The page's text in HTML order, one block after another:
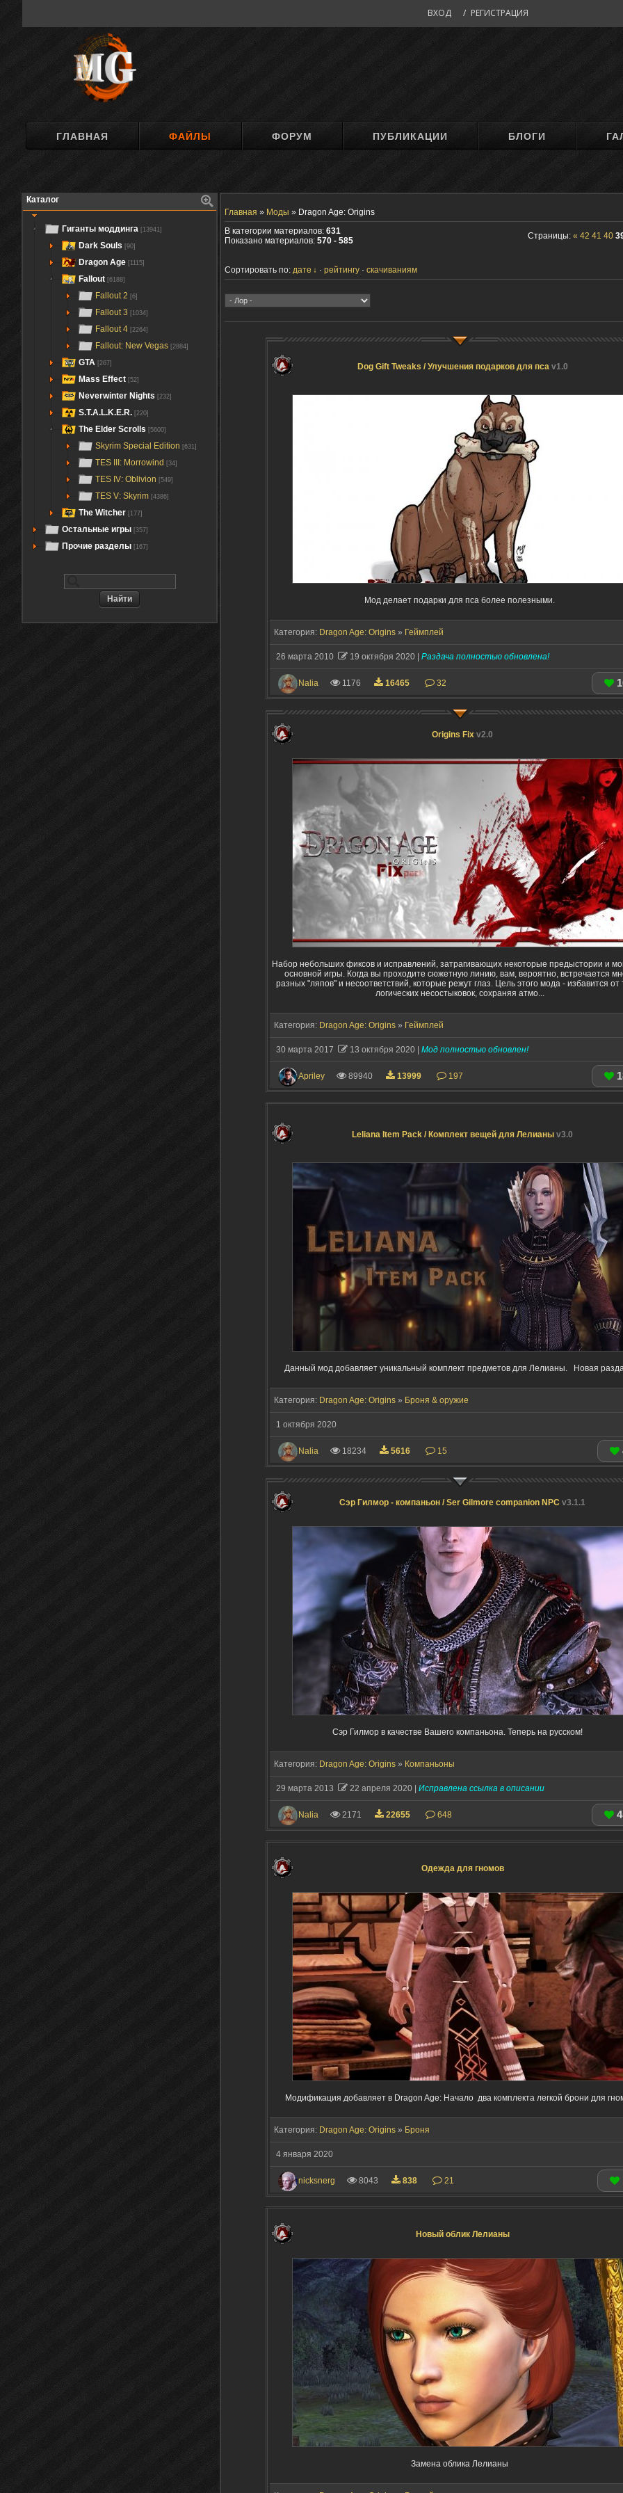
ВХОД / РЕГИСТРАЦИЯ
ГЛАВНАЯ ФАЙЛЫ ФОРУМ ПУБЛИКАЦИИ БЛОГИ
Каталог
Гиганты моддинга [13941]
Dark Souls [90]
Dragon Age [1115]
Fallout [6188]
Fallout 2 [6]
Fallout 3 [1034]
Fallout 4 [2264]
Fallout: New Vegas [2884]
GTA [267]
Mass Effect [52]
Neverwinter Nights [232]
S.T.A.L.K.E.R. [220]
The Elder Scrolls [5600]
Skyrim Special Edition [631]
TES III: Morrowind [34]
TES IV: Oblivion [549]
TES V: Skyrim [4386]
The Witcher [177]
Остальные игры [357]
Прочие разделы [167]
Главная » Моды » Dragon Age: Origins
В категории материалов: 631
Показано материалов: 570 - 585 Страницы: « 42 41 40
Сортировать по: дате рейтингу скачиваниям
Dog Gift Tweaks / Улучшения подарков для пса v1.0
Мод делает подарки для пса более полезными.
Категория: Dragon Age: Origins » Геймплей
26 марта 2010 19 октября 2020 | Раздача полностью обновлена!
Nalia 1176 16465 32
Origins Fix v2.0
Набор небольших фиксов и исправлений, затрагивающих некоторые предыстории и
основной игры. Когда вы проходите сюжетную линию, вам, вероятно, встречается
разных "ляпов" и несоответствий, которые режут глаз. Цель этого мода - избавится от
логических несостыковок, сохраняя атмо...
Категория: Dragon Age: Origins » Геймплей
30 марта 2017 13 октября 2020 | Мод полностью обновлен!
Apriley 89940 13999 197
Leliana Item Pack / Комплект вещей для Лелианы v3.0
Данный мод добавляет уникальный комплект предметов для Лелианы. Новая
Категория: Dragon Age: Origins » Броня & оружие
1 октября 2020
Nalia 18234 5616 15
Сэр Гилмор - компаньон / Ser Gilmore companion NPC v3.1.1
Сэр Гилмор в качестве Вашего компаньона. Теперь на русском!
Категория: Dragon Age: Origins » Компаньоны
29 марта 2013 22 апреля 2020 | Исправлена ссылка в описании
Nalia 2171 22655 648
Одежда для гномов
Модификация добавляет в Dragon Age: Начало два комплекта легкой брони для
Категория: Dragon Age: Origins » Броня
4 января 2020
nicksnerg 8043 838 21
Новый облик Лелианы
Замена облика Лелианы